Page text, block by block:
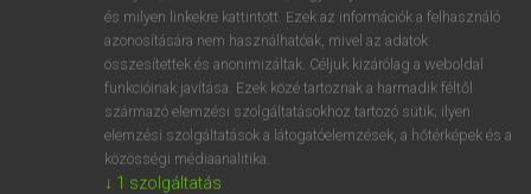
⚲ subclaviankeresése szótárainkban
DÍJMENTES ANGOL SZÓTÁR
és milyen linkekre kattintott. Ezek az információk a felhasználó
azonosítására nem használhatóak, mivel az adatok
összesítettek és anonimizáltak. Céljuk kizárólag a weboldal
funkcióinak javítása. Ezek közé tartoznak a harmadik féltől
származó elemzési szolgáltatásokhoz tartozó sütik; ilyen
elemzési szolgáltatások a látogatóelemzések, a hőtérképek és a
közösségi médiaanalitika.
↓ 1 szolgáltatás